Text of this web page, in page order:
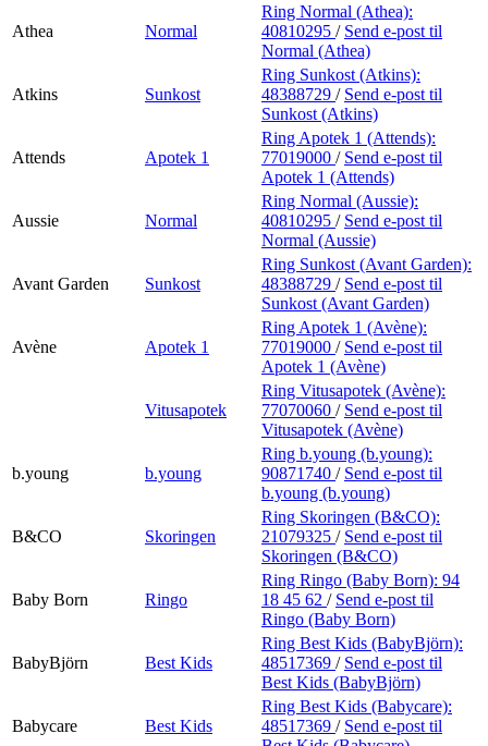
Athea Normal
Ring Normal (Athea):
40810295 / Send e-post til
Normal (Athea)
Atkins Sunkost
Ring Sunkost (Atkins):
48388729 / Send e-post til
Sunkost (Atkins)
Attends Apotek 1
Ring Apotek 1 (Attends):
77019000 / Send e-post til
Apotek 1 (Attends)
Aussie Normal
Ring Normal (Aussie):
40810295 / Send e-post til
Normal (Aussie)
Avant Garden Sunkost
Ring Sunkost (Avant Garden):
48388729 / Send e-post til
Sunkost (Avant Garden)
Avène Apotek 1
Ring Apotek 1 (Avène):
77019000 / Send e-post til
Apotek 1 (Avène)
Vitusapotek
Ring Vitusapotek (Avène):
77070060 / Send e-post til
Vitusapotek (Avène)
b.young b.young
Ring b.young (b.young):
90871740 / Send e-post til
b.young (b.young)
B&CO Skoringen
Ring Skoringen (B&CO):
21079325 / Send e-post til
Skoringen (B&CO)
Baby Born Ringo
Ring Ringo (Baby Born): 94
18 45 62 / Send e-post til
Ringo (Baby Born)
BabyBjörn Best Kids
Ring Best Kids (BabyBjörn):
48517369 / Send e-post til
Best Kids (BabyBjörn)
Babycare Best Kids
Ring Best Kids (Babycare):
48517369 / Send e-post til